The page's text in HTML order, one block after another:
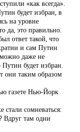
«как всегда».
будет избран, в
на уровне
да, это правильно.
ответ такой, что
и сам Путин
даже не
будет избран.
они таким образом
газете Нью-Йорк
стали сомневаться:
Вдруг там одни